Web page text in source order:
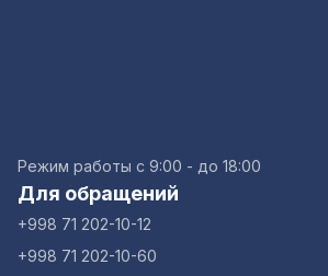
Режим работы с 9:00 - до 18:00
Для обращений
+998 71 202-10-12
+998 71 202-10-60